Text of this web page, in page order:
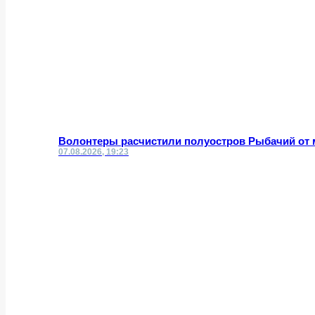
Волонтеры расчистили полуостров Рыбачий от
07.08.2026, 19:23